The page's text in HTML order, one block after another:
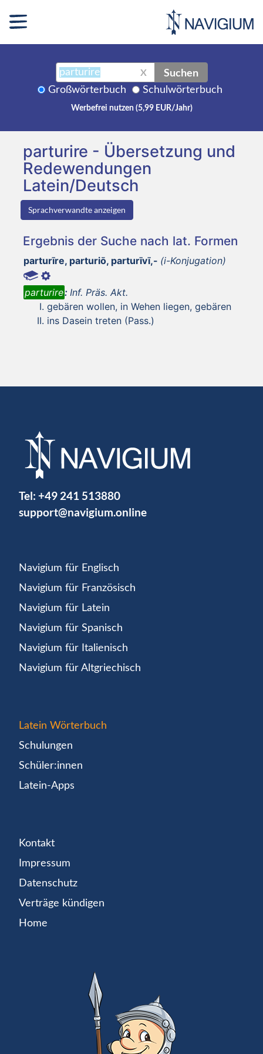
X Suchen
Großwörterbuch Schulwörterbuch
Werbefrei nutzen (5,99 EUR/Jahr)
parturire - Übersetzung und
Redewendungen
Latein/Deutsch
Sprachverwandte anzeigen
Ergebnis der Suche nach lat. Formen
parturīre, parturiō, parturīvī,- (i-Konjugation)
parturire: Inf. Präs. Akt.
gebären wollen, in Wehen liegen, gebären
ins Dasein treten (Pass.)
Tel: +49 241 513880
support@navigium.online
Navigium für Englisch
Navigium für Französisch
Navigium für Latein
Navigium für Spanisch
Navigium für Italienisch
Navigium für Altgriechisch
Latein Wörterbuch
Schulungen
Schüler:innen
Latein-Apps
Kontakt
Impressum
Datenschutz
Verträge kündigen
Home